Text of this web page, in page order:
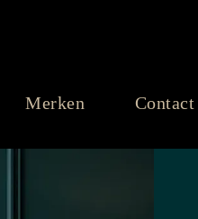
Merken Contact